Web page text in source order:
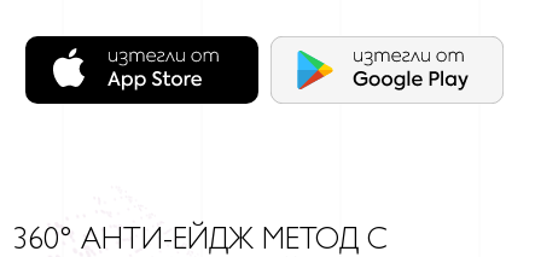
360° АНТИ-ЕЙДЖ МЕТОД С